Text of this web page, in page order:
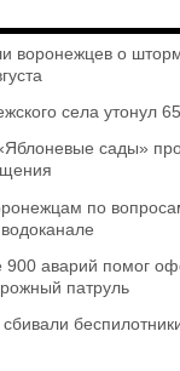
воронежцев о
села утонул
сады»
по
900 аварий помог
патруль